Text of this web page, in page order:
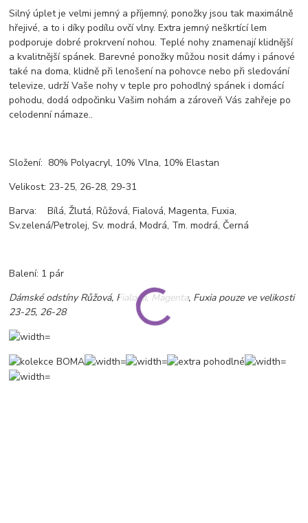
Silný úplet je velmi jemný a příjemný, ponožky jsou tak maximálně
hřejivé, a to i díky podílu ovčí vlny. Extra jemný neškrtící lem
podporuje dobré prokrvení nohou. Teplé nohy znamenají klidnější
a kvalitnější spánek. Barevné ponožky můžou nosit dámy i pánové
také na doma, klidně při lenošení na pohovce nebo při sledování
televize, udrží Vaše nohy v teple pro pohodlný spánek i domácí
pohodu, dodá odpočinku Vašim nohám a zároveň Vás zahřeje po
celodenní námaze..
Složení: 80% Polyacryl, 10% Vlna, 10% Elastan
Velikost: 23-25, 26-28, 29-31
Barva: Bílá, Žlutá, Růžová, Fialová, Magenta, Fuxia,
Sv.zelená/Petrolej, Sv. modrá, Modrá, Tm. modrá, Černá
Balení: 1 pár
Dámské odstíny Růžová, Fialová, Magenta, Fuxia pouze ve velikosti
23-25, 26-28